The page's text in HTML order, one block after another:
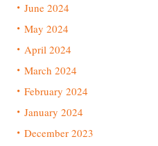
June 2024
May 2024
April 2024
March 2024
February 2024
January 2024
December 2023